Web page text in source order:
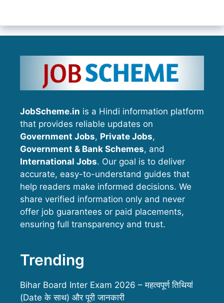
JobScheme.in is a Hindi information platform
that provides reliable updates on
Government Jobs, Private Jobs,
Government & Bank Schemes, and
International Jobs. Our goal is to deliver
accurate, easy-to-understand guides that
help readers make informed decisions. We
share verified information only and never
offer job guarantees or paid placements,
ensuring full transparency and trust.
Trending
Bihar Board Inter Exam 2026 – महत्वपूर्ण तिथियां
(Date के साथ) और पूरी जानकारी